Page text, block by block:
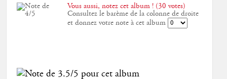
Vous aussi, notez cet album ! (30 votes)
Consultez le barème de la colonne de droite
et donnez votre note à cet album